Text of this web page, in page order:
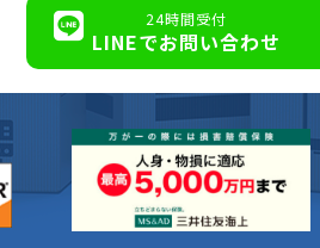
24時間受付
LINEでお問い合わせ